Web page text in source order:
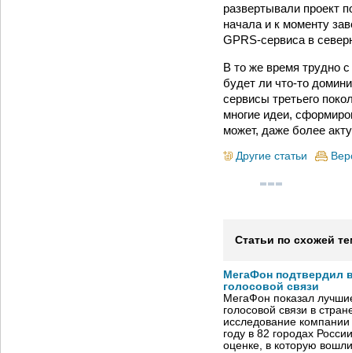
развертывали проект
начала и к моменту
GPRS-сервиса в
В то же время трудно с
будет ли что-то
сервисы третьего
многие идеи,
может, даже более
Другие статьи
Статьи по схожей
МегаФон подтвердил
голосовой связи
МегаФон показал
голосовой связи в
исследование
году в 82 городах
оценке, в которую